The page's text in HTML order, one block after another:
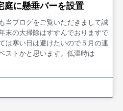
庭に懸垂バーを設置
当ブログをご覧いただきまして誠
末の大掃除はすすんでおりますで
は寒い日は避けたいので５月の連
ストかと思います。低温時は